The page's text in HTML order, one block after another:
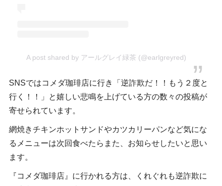
A post shared by アールグレイ緑茶 (@earlgreyred)
SNSではコメダ珈琲店に行き「逆詐欺だ！！もう２度と
行く！！」と嬉しい悲鳴を上げている方の数々の投稿が
寄せられています。
網焼きチキンホットサンドやカツカリーパンなど気にな
るメニューは次回食べたらまた、お知らせしたいと思い
ます。
『コメダ珈琲店』に行かれる方は、くれぐれも逆詐欺に